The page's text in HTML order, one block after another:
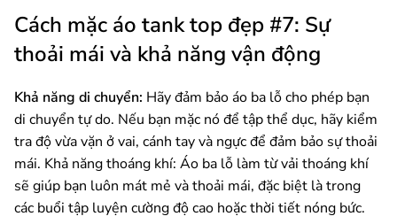
Cách mặc áo tank top đẹp #7: Sự
thoải mái và khả năng vận động
Khả năng di chuyển: Hãy đảm bảo áo ba lỗ cho phép bạn
di chuyển tự do. Nếu bạn mặc nó để tập thể dục, hãy kiểm
tra độ vừa vặn ở vai, cánh tay và ngực để đảm bảo sự thoải
mái. Khả năng thoáng khí: Áo ba lỗ làm từ vải thoáng khí
sẽ giúp bạn luôn mát mẻ và thoải mái, đặc biệt là trong
các buổi tập luyện cường độ cao hoặc thời tiết nóng bức.